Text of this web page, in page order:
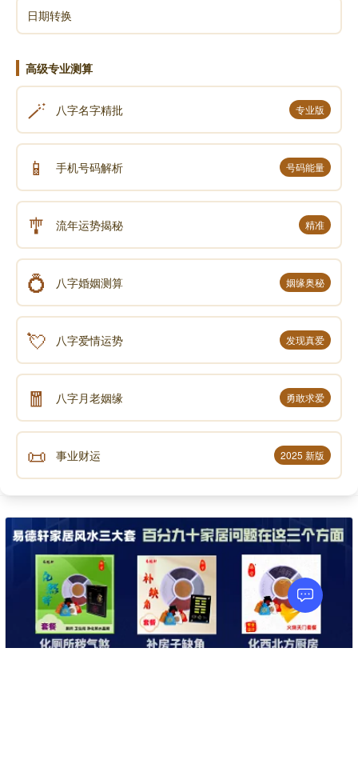
同时，八字也可以辅助六爻预测。比如，在用六爻
预测某人的感情运势时，可以先通过八字了解其感情方
面的先天禀赋，以及近期的感情运势，再结合六爻卦象
进行分析，这样可以更加全面、准确地把握问题的本
质。
3、案例分析：六爻与八字互补互证的应用
为了更直观地说明六爻与八字如何互补互证，我们
来看一个简单的案例：
某女士想知道自己未来一年的事业发展情况，于是
同时进行了八字预测和六爻预测。
八字分析： 命理师通过分析其八字，发现她未来一
年事业运势较好，有升职加薪的机会，但同时也存在一
定的竞争压力。
六爻分析： 该女士摇得一个卦象，显示官鬼爻旺
相，但同时也受到兄弟爻的克制。官鬼爻代表事业，旺
相说明事业发展顺利；兄弟爻代表竞争对手，克制官鬼
爻说明存在竞争压力。
综合八字和六爻的分析结果，可以得出结论：该女
士未来一年事业运势不错，有升职加薪的机会，但同时
也需要面对激烈的竞争，需要付出更多的努力才能实现
目标。
日期转换
高级专业测算
🪄 八字名字精批 专业版
📱 手机号码解析 号码能量
🎐 流年运势揭秘 精准
💍 八字婚姻测算 姻缘奥秘
💘 八字爱情运势 发现真爱
🧧 八字月老姻缘 勇敢求爱
📜 事业财运 2025 新版